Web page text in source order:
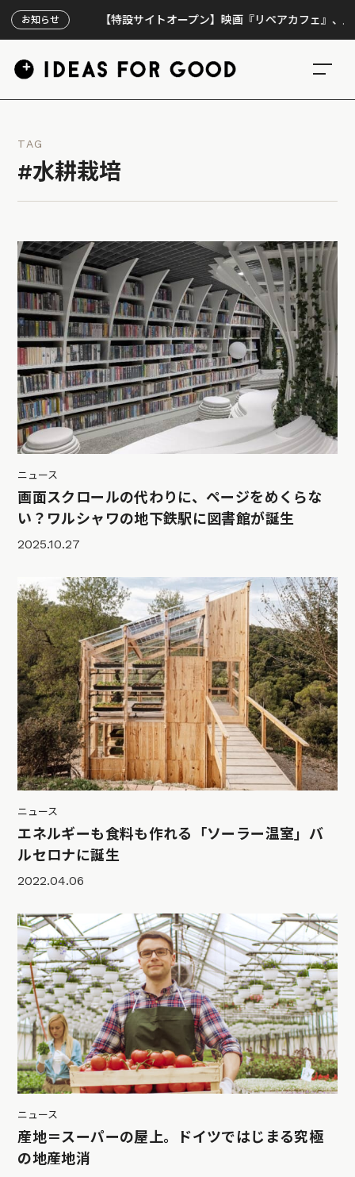
お知らせ【特設サイトオープン】映画『リペアカフェ』、上映300回
TAG
#水耕栽培
ニュース
画面スクロールの代わりに、ページをめくらな
い？ワルシャワの地下鉄駅に図書館が誕生
2025.10.27
ニュース
エネルギーも食料も作れる「ソーラー温室」バ
ルセロナに誕生
2022.04.06
ニュース
産地＝スーパーの屋上。ドイツではじまる究極
の地産地消